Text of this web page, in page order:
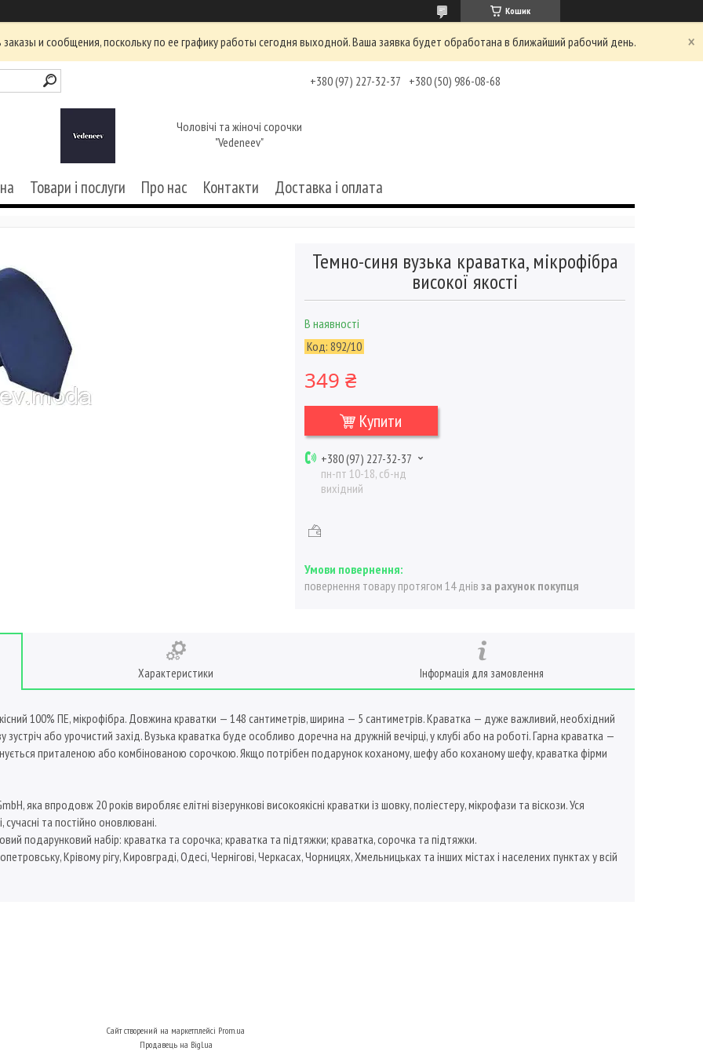
Кошик
и сообщения, поскольку по ее графику работы сегодня выходной. Ваша заявка будет обработана в ближайший рабочий день.
+380 (97) 227-32-37 +380 (50) 986-08-68
Чоловічі та жіночі сорочки
"Vedeneev"
Товари і послуги Про нас Контакти Доставка і оплата
Темно-синя вузька краватка, мікрофібра
високої якості
В наявності
Код: 892/10
349 ₴
Купити
+380 (97) 227-32-37
пн-пт 10-18, сб-нд
вихідний
повернення товару протягом 14 днів за рахунок покупця
Характеристики Інформація для замовлення
100% ПЕ, мікрофібра. Довжина краватки — 148 сантиметрів, ширина — 5 сантиметрів. Краватка — дуже важливий, необхідний
або урочистий захід. Вузька краватка буде особливо доречна на дружній вечірці, у клубі або на роботі. Гарна краватка —
приталеною або комбінованою сорочкою. Якщо потрібен подарунок коханому, шефу або коханому шефу, краватка фірми
яка впродовж 20 років виробляє елітні візерункові високоякісні краватки із шовку, поліестеру, мікрофази та віскози. Уся
сучасні та постійно оновлювані.
подарунковий набір: краватка та сорочка; краватка та підтяжки; краватка, сорочка та підтяжки.
Крівому рігу, Кировграді, Одесі, Чернігові, Черкасах, Чорницях, Хмельницьках та інших містах і населених пунктах у всій
Сайт створений на маркетплейсі Prom.ua
Продавець на Bigl.ua